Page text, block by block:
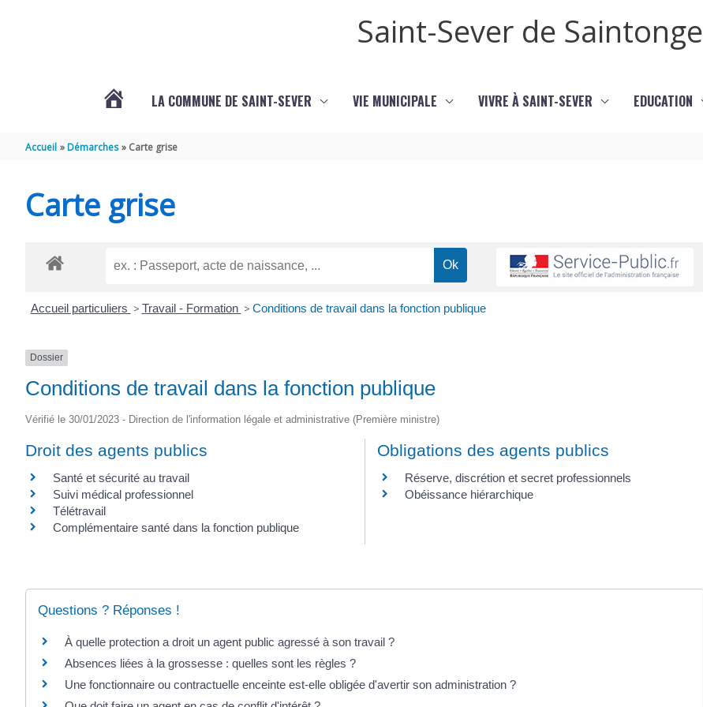
Saint-Sever de Saintonge
SAINT-
SAINTONGE
LA COMMUNE DE SAINT-SEVER VIE MUNICIPALE VIVRE À SAINT-SEVER EDUCATION
Accueil Démarches Carte grise
Carte grise
Accueil particuliers > Travail - Formation > Conditions de travail dans la fonction publique
Dossier
Conditions de travail dans la fonction publique
Vérifié le 30/01/2023 - Direction de l'information légale et administrative (Première ministre)
Droit des agents publics
Santé et sécurité au travail
Suivi médical professionnel
Télétravail
Complémentaire santé dans la fonction publique
Obligations des agents publics
Réserve, discrétion et secret professionnels
Obéissance hiérarchique
Questions ? Réponses !
À quelle protection a droit un agent public agressé à son travail ?
Absences liées à la grossesse : quelles sont les règles ?
Une fonctionnaire ou contractuelle enceinte est-elle obligée d'avertir son administration ?